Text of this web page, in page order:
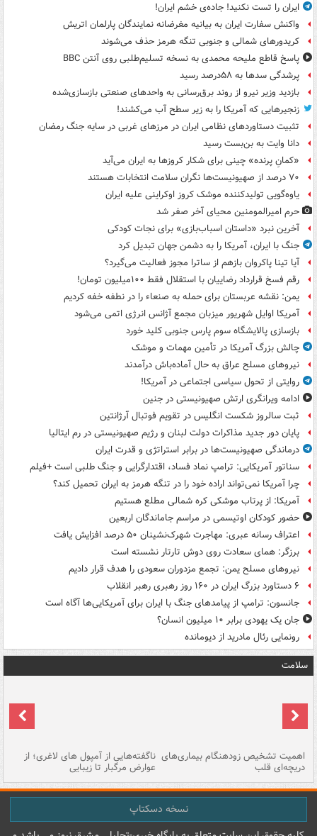
ایران را تست نکنید! جاده‌ی خشم ایران!
واکنش سفارت ایران به بیانیه مغرضانه نمایندگان پارلمان اتریش
کریدورهای شمالی و جنوبی تنگه هرمز حذف می‌شوند
پاسخ قاطع ملیحه محمدی به نسخه تسلیم‌طلبی روی آنتن BBC
پرشدگی سدها به ۵۸درصد رسید
بازدید وزیر نیرو از روند برق‌رسانی به واحدهای صنعتی بازسازی‌شده
زنجیرهایی که آمریکا را به زیر سطح آب می‌کشند!
تثبیت دستاوردهای نظامی ایران در مرزهای غربی در سایه جنگ رمضان
دانا وایت به بن‌بست رسید
«کمانِ پرنده» چینی برای شکار کروزها به ایران می‌آید
۷۰ درصد از صهیونیست‌ها نگران سلامت انتخابات هستند
یاوه‌گویی تولیدکننده موشک کروز اوکراینی علیه ایران
حرم امیرالمومنین محیای آخر صفر شد
آخرین نبرد «داستان اسباب‌بازی» برای نجات کودکی
جنگ با ایران، آمریکا را به دشمن جهان تبدیل کرد
آیا تینا پاکروان بازهم از ساترا مجوز فعالیت می‌گیرد؟
رقم فسخ قرارداد رضاییان با استقلال فقط ۱۰۰میلیون تومان!
یمن: نقشه عربستان برای حمله به صنعاء را در نطفه خفه کردیم
آمریکا اوایل شهریور میزبان مجمع آژانس انرژی اتمی می‌شود
بازسازی پالایشگاه سوم پارس جنوبی کلید خورد
چالش بزرگ آمریکا در تأمین مهمات و موشک
نیروهای مسلح عراق به حال آماده‌باش درآمدند
روایتی از تحول سیاسی اجتماعی در آمریکا!
ادامه ویرانگری ارتش صهیونیستی در جنین
ثبت سالروز شکست انگلیس در تقویم فوتبال آرژانتین
پایان دور جدید مذاکرات دولت لبنان و رژیم صهیونیستی در رم ایتالیا
درماندگی صهیونیست‌ها در برابر استراتژی و قدرت ایران
سناتور آمریکایی: ترامپ نماد فساد، اقتدارگرایی و جنگ طلبی است +فیلم
چرا آمریکا نمی‌تواند اراده خود را در تنگه هرمز به ایران تحمیل کند؟
آمریکا: از پرتاب موشکی کره شمالی مطلع هستیم
حضور کودکان اوتیسمی در مراسم جاماندگان اربعین
اعتراف رسانه عبری: مهاجرت شهرک‌نشینان ۵۰ درصد افزایش یافت
برزگر: همای سعادت روی دوش تارتار نشسته است
نیروهای مسلح یمن: تجمع مزدوران سعودی را هدف قرار دادیم
۶ دستاورد بزرگ ایران در ۱۶۰ روز رهبری رهبر انقلاب
جانسون: ترامپ از پیامدهای جنگ با ایران برای آمریکایی‌ها آگاه است
جان یک یهودی برابر ۱۰ میلیون انسان؟
رونمایی رئال مادرید از دیومانده
سلامت
اهمیت تشخیص زودهنگام بیماری‌های
دریچه‌ای قلب
ناگفته‌هایی از آمپول های لاغری؛ از
عوارض مرگبار تا زیبایی
نسخه دسکتاپ